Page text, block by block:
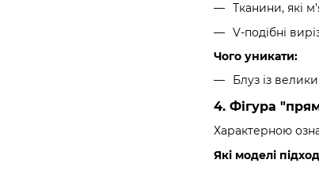
Тканини, які
V-подібні
Чого уникати:
Блуз із
4. Фігура
Характерною
Які моделі